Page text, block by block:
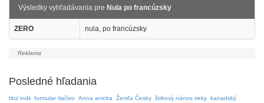
Výsledky vyhľadávania pre Nula po francúzsky
ZERO nula, po francúzsky
Posledné hľadania
titul indii formular tlačivo Anna anicka Žemľa Česky štrkový nános rieky kanadský